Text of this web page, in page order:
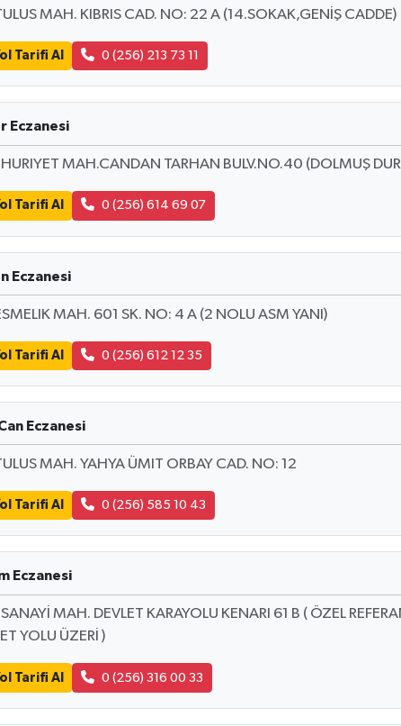
MAH. KIBRIS CAD. NO: 22 A (14.SOKAK,GENİŞ CADDE)
Tarifi Al 0 (256) 213 73 11
Eczanesi
MAH.CANDAN TARHAN BULV.NO.40 (DOLMUŞ
Tarifi Al 0 (256) 614 69 07
Eczanesi
MAH. 601 SK. NO: 4 A (2 NOLU ASM YANI)
Tarifi Al 0 (256) 612 12 35
Eczanesi
MAH. YAHYA ÜMIT ORBAY CAD. NO: 12
Tarifi Al 0 (256) 585 10 43
Eczanesi
MAH. DEVLET KARAYOLU KENARI 61 B ( ÖZEL
YOLU ÜZERİ )
Tarifi Al 0 (256) 316 00 33